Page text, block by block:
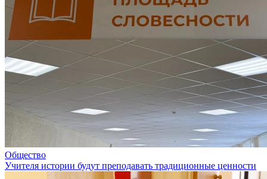
Общество
Учителя истории будут преподавать традиционные ценности